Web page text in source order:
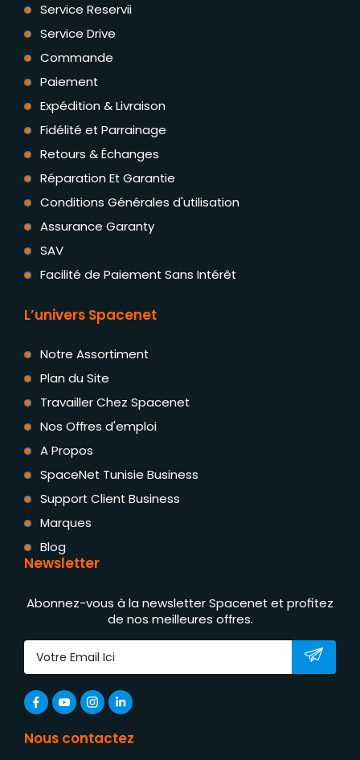
Service Reservii
Service Drive
Commande
Paiement
Expédition & Livraison
Fidélité et Parrainage
Retours & Échanges
Réparation Et Garantie
Conditions Générales d'utilisation
Assurance Garanty
SAV
Facilité de Paiement Sans Intérêt
L’univers Spacenet
Notre Assortiment
Plan du Site
Travailler Chez Spacenet
Nos Offres d'emploi
A Propos
SpaceNet Tunisie Business
Support Client Business
Marques
Blog
Newsletter
Abonnez-vous à la newsletter Spacenet et profitez
de nos meilleures offres.
Nous contactez